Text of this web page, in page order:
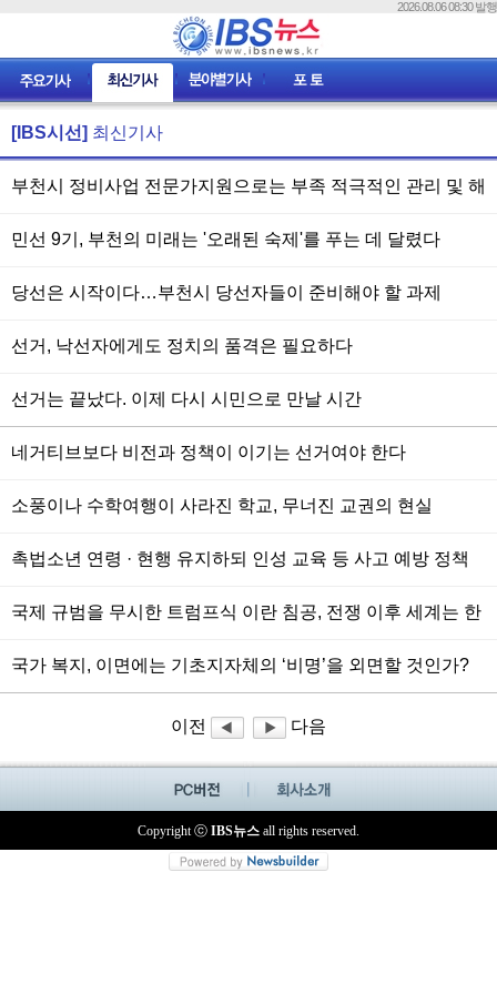
2026.08.06 08:30 발행
[IBS시선] 최신기사
부천시 정비사업 전문가지원으로는 부족 적극적인 관리 및 해
민선 9기, 부천의 미래는 '오래된 숙제'를 푸는 데 달렸다
당선은 시작이다…부천시 당선자들이 준비해야 할 과제
선거, 낙선자에게도 정치의 품격은 필요하다
선거는 끝났다. 이제 다시 시민으로 만날 시간
네거티브보다 비전과 정책이 이기는 선거여야 한다
소풍이나 수학여행이 사라진 학교, 무너진 교권의 현실
촉법소년 연령 · 현행 유지하되 인성 교육 등 사고 예방 정책
국제 규범을 무시한 트럼프식 이란 침공, 전쟁 이후 세계는 한
국가 복지, 이면에는 기초지자체의 ‘비명’을 외면할 것인가?
이전
다음
Copyright ⓒ IBS뉴스 all rights reserved.